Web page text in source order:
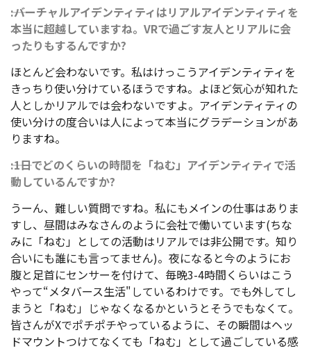
――:バーチャルアイデンティティはリアルアイデンティティを
本当に超越していますね。VRで過ごす友人とリアルに会
ったりもするんですか?
ほとんど会わないです。私はけっこうアイデンティティを
きっちり使い分けているほうですね。よほど気心が知れた
人としかリアルでは会わないですよ。アイデンティティの
使い分けの度合いは人によって本当にグラデーションがあ
りますね。
――:1日でどのくらいの時間を「ねむ」アイデンティティで活
動しているんですか?
うーん、難しい質問ですね。私にもメインの仕事はありま
すし、昼間はみなさんのように会社で働いています(ちな
みに「ねむ」としての活動はリアルでは非公開です。知り
合いにも誰にも言ってません)。夜になると今のようにお
腹と足首にセンサーを付けて、毎晩3-4時間くらいはこう
やって“メタバース生活"しているわけです。でも外してし
まうと「ねむ」じゃなくなるかというとそうでもなくて。
皆さんがXでポチポチやっているように、その瞬間はヘッ
ドマウントつけてなくても「ねむ」として過ごしている感